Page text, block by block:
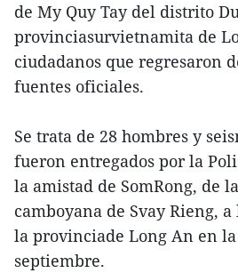
de My Quy Tay del distrito
provinciasurvietnamita de
ciudadanos que regresaron
fuentes oficiales.
Se trata de 28 hombres y
fueron entregados por la
la amistad de SomRong, de
camboyana de Svay Rieng,
la provinciade Long An en
septiembre.